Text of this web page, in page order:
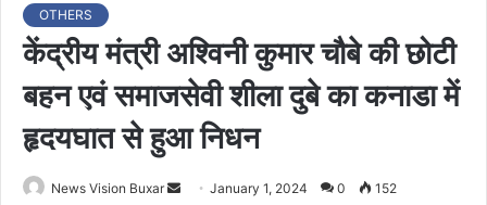
OTHERS
केंद्रीय मंत्री अश्विनी कुमार चौबे की छोटी
बहन एवं समाजसेवी शीला दुबे का कनाडा में
हृदयघात से हुआ निधन
News Vision Buxar January 1, 2024 0 152